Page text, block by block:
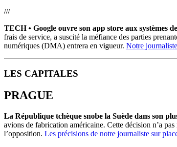
///
TECH • Google ouvre son app store aux systèmes
frais de service, a suscité la méfiance des parties
numériques (DMA) entrera en vigueur. Notre
LES CAPITALES
PRAGUE
La République tchèque snobe la Suède dans son
avions de fabrication américaine. Cette décision n’a
l’opposition. Les précisions de notre journaliste sur